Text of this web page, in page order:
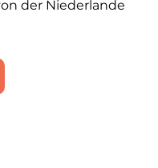
der Niederlande